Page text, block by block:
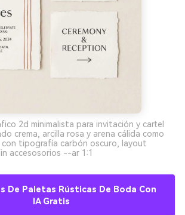
2d minimalista para invitación y cartel
crema, arcilla rosa y arena cálida como
con tipografía carbón oscuro, layout
accesosorios --ar 1:1
De Paletas Rústicas De Boda Con
IA Gratis